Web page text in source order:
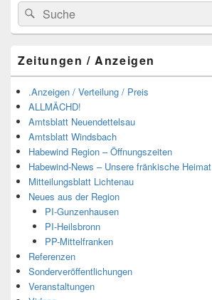
Suchen
nach:
Suchen
Zeitungen / Anzeigen
.Anzeigen / Verteilung / Preis
ALLMÄCHD!
Amtsblatt Neuendettelsau
Amtsblatt Windsbach
Habewind Region – Öffnungszeiten
Habewind-News – Unsere fränkische Heimat
Mitteilungsblatt Lichtenau
Neues aus der Region
PI-Gunzenhausen
PI-Heilsbronn
PP-Mittelfranken
Referenzen
Sonderveröffentlichungen
Veranstaltungen